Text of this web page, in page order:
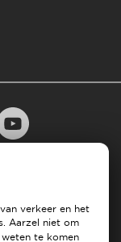
verhuizen
Voorwaarden
verkeer en het
Aarzel niet om
te komen